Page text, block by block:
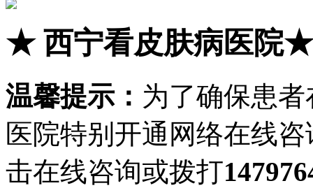
★西宁看皮肤病医院★
温馨提示： 为了确保患
医院特别开通网络在线
击在线咨询或拨打